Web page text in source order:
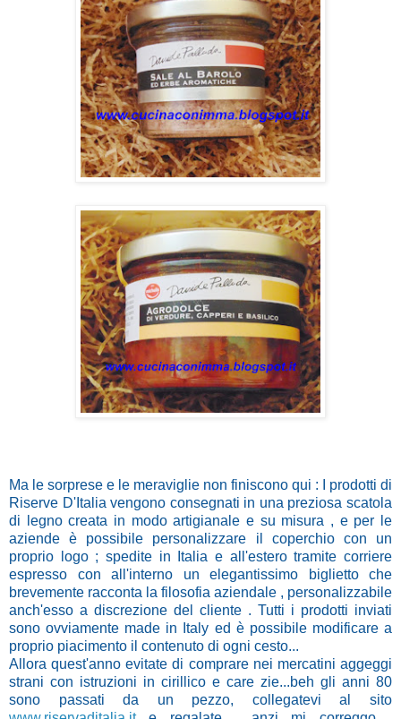
Ma le sorprese e le meraviglie non finiscono qui : I prodotti di
Riserve D'Italia vengono consegnati in una preziosa scatola
di legno creata in modo artigianale e su misura , e per le
aziende è possibile personalizzare il coperchio con un
proprio logo ; spedite in Italia e all'estero tramite corriere
espresso con all'interno un elegantissimo biglietto che
brevemente racconta la filosofia aziendale , personalizzabile
anch'esso a discrezione del cliente . Tutti i prodotti inviati
sono ovviamente made in Italy ed è possibile modificare a
proprio piacimento il contenuto di ogni cesto...
Allora quest'anno evitate di comprare nei mercatini aggeggi
strani con istruzioni in cirillico e care zie...beh gli anni 80
sono passati da un pezzo, collegatevi al sito